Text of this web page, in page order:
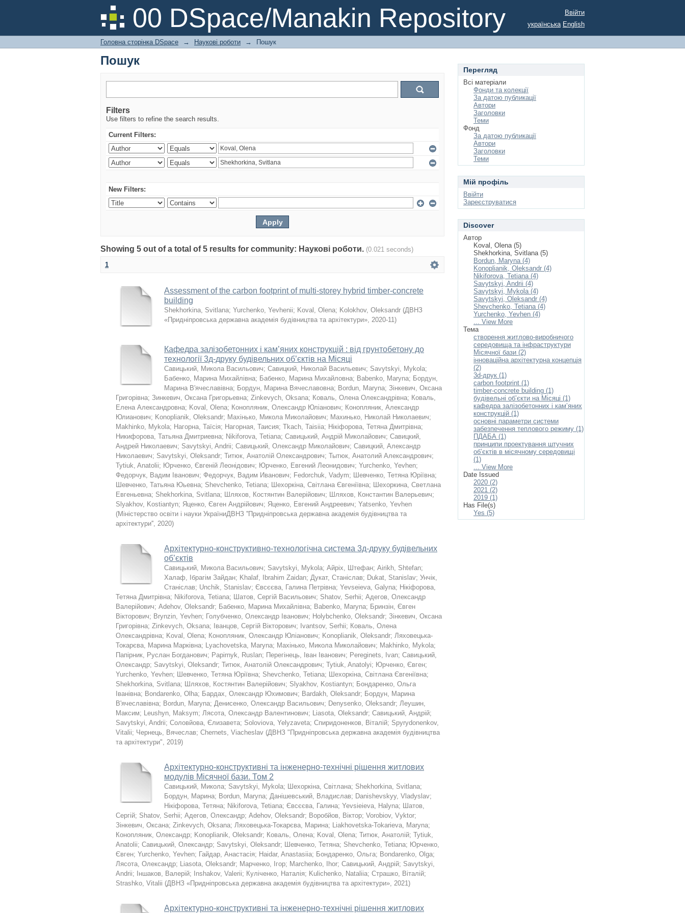
00 DSpace/Manakin Repository
Пошук
Ввійти
українська English
Головна сторінка DSpace → Наукові роботи → Пошук
Пошук
Filters
Use filters to refine the search results.
Current Filters:
New Filters:
Showing 5 out of a total of 5 results for community: Наукові роботи. (0.021 seconds)
1
Assessment of the carbon footprint of multi-storey hybrid timber-concrete
building
Shekhorkina, Svitlana; Yurchenko, Yevhenii; Koval, Olena; Kolokhov, Oleksandr (ДВНЗ
«Придніпровська державна академія будівництва та архітектури», 2020-11)
Кафедра залізобетонних і кам’яних конструкцій : від грунтобетону до
технології 3д-друку будівельних об’єктів на Місяці
Савицький, Микола Васильович; Савицкий, Николай Васильевич; Savytskyi, Mykola;
Бабенко, Марина Михайлівна; Бабенко, Марина Михайловна; Babenko, Maryna; Бордун,
Марина В'ячеславівна; Бордун, Марина Вячеславовна; Bordun, Maryna; Зінкевич, Оксана
Григорівна; Зинкевич, Оксана Григорьевна; Zinkevych, Oksana; Коваль, Олена Олександрівна; Коваль,
Елена Александровна; Koval, Olena; Конопляник, Олександр Юліанович; Конопляник, Александр
Юлианович; Konoplianik, Oleksandr; Махінько, Микола Миколайович; Махинько, Николай Николаевич;
Makhinko, Mykola; Нагорна, Таїсія; Нагорная, Таисия; Tkach, Taisiia; Нікіфорова, Тетяна Дмитрівна;
Никифорова, Татьяна Дмитриевна; Nikiforova, Tetiana; Савицький, Андрій Миколайович; Савицкий,
Андрей Николаевич; Savytskyi, Andrii; Савицький, Олександр Миколайович; Савицкий, Александр
Николаевич; Savytskyi, Oleksandr; Титюк, Анатолій Олександрович; Тытюк, Анатолий Александрович;
Tytiuk, Anatolii; Юрченко, Євгеній Леонідович; Юрченко, Евгений Леонидович; Yurchenko, Yevhen;
Федорчук, Вадим Іванович; Федорчук, Вадим Иванович; Fedorchuk, Vadym; Шевченко, Тетяна Юріївна;
Шевченко, Татьяна Юьевна; Shevchenko, Tetiana; Шехоркіна, Світлана Євгеніївна; Шехоркина, Светлана
Евгеньевна; Shekhorkina, Svitlana; Шляхов, Костянтин Валерійович; Шляхов, Константин Валерьевич;
Slyakhov, Kostiantyn; Яценко, Євген Андрійович; Яценко, Евгений Андреевич; Yatsenko, Yevhen
(Міністерство освіти і науки УкраїниДВНЗ ''Придніпровська державна академія будівництва та
архітектури'', 2020)
Архітектурно-конструктивно-технологічна система 3д-друку будівельних
об’єктів
Савицький, Микола Васильович; Savytskyi, Mykola; Айріх, Штефан; Airikh, Shtefan;
Халаф, Ібрагім Зайдан; Khalaf, Ibrahim Zaidan; Дукат, Станіслав; Dukat, Stanislav; Унчік,
Станіслав; Unchik, Stanislav; Євсєєва, Галина Петрівна; Yevseieva, Galyna; Нікіфорова,
Тетяна Дмитрівна; Nikiforova, Tetiana; Шатов, Сергій Васильович; Shatov, Serhii; Адегов, Олександр
Валерійович; Adehov, Oleksandr; Бабенко, Марина Михайлівна; Babenko, Maryna; Бринзін, Євген
Вікторович; Brynzin, Yevhen; Голубченко, Олександр Іванович; Holybchenko, Oleksandr; Зінкевич, Оксана
Григорівна; Zinkevych, Oksana; Іванцов, Сергій Вікторович; Ivantsov, Serhii; Коваль, Олена
Олександрівна; Koval, Olena; Конопляник, Олександр Юліанович; Konoplianik, Oleksandr; Ляховецька-
Токарєва, Марина Марківна; Lyachovetska, Maryna; Махінько, Микола Миколайович; Makhinko, Mykola;
Папірник, Руслан Богданович; Papirnyk, Ruslan; Перегінець, Іван Іванович; Pereginets, Ivan; Савицький,
Олександр; Savytskyi, Oleksandr; Титюк, Анатолій Олександрович; Tytiuk, Anatolyi; Юрченко, Євген;
Yurchenko, Yevhen; Шевченко, Тетяна Юріївна; Shevchenko, Tetiana; Шехоркіна, Світлана Євгеніївна;
Shekhorkina, Svitlana; Шляхов, Костянтин Валерійович; Slyakhov, Kostiantyn; Бондаренко, Ольга
Іванівна; Bondarenko, Olha; Бардах, Олександр Юхимович; Bardakh, Oleksandr; Бордун, Марина
В'ячеславівна; Bordun, Maryna; Денисенко, Олександр Васильович; Denysenko, Oleksandr; Леушин,
Максим; Leushyn, Maksym; Лясота, Олександр Валентинович; Liasota, Oleksandr; Савицький, Андрій;
Savytskyi, Andrii; Соловйова, Єлизавета; Soloviova, Yelyzaveta; Спиридоненков, Віталій; Spyrydonenkov,
Vitalii; Чернець, Вячеслав; Chernets, Viacheslav (ДВНЗ "Придніпровська державна академія будівництва
та архітектури", 2019)
Архітектурно-конструктивні та інженерно-технічні рішення житлових
модулів Місячної бази. Том 2
Савицький, Микола; Savytskyi, Mykola; Шехоркіна, Світлана; Shekhorkina, Svitlana;
Бордун, Марина; Bordun, Maryna; Данішевський, Владислав; Danishevskyy, Vladyslav;
Нікіфорова, Тетяна; Nikiforova, Tetiana; Євсєєва, Галина; Yevsieieva, Halyna; Шатов,
Сергій; Shatov, Serhii; Адегов, Олександр; Adehov, Oleksandr; Воробйов, Віктор; Vorobiov, Vyktor;
Зінкевич, Оксана; Zinkevych, Oksana; Ляховецька-Токарєва, Марина; Liakhovetska-Tokarieva, Maryna;
Конопляник, Олександр; Konoplianik, Oleksandr; Коваль, Олена; Koval, Olena; Титюк, Анатолій; Tytiuk,
Anatolii; Савицький, Олександр; Savytskyi, Oleksandr; Шевченко, Тетяна; Shevchenko, Tetiana; Юрченко,
Євген; Yurchenko, Yevhen; Гайдар, Анастасія; Haidar, Anastasiia; Бондаренко, Ольга; Bondarenko, Olga;
Лясота, Олександр; Liasota, Oleksandr; Марченко, Ігор; Marchenko, Ihor; Савицький, Андрій; Savytskyi,
Andrii; Іншаков, Валерій; Inshakov, Valerii; Куліченко, Наталія; Kulichenko, Nataliia; Страшко, Віталій;
Strashko, Vitalii (ДВНЗ «Придніпровська державна академія будівництва та архітектури», 2021)
Архітектурно-конструктивні та інженерно-технічні рішення житлових
Перегляд
Всі матеріали
Фонди та колекції
За датою публикації
Автори
Заголовки
Теми
Фонд
За датою публикації
Автори
Заголовки
Теми
Мій профіль
Ввійти
Зареєструватися
Discover
Автор
Koval, Olena (5)
Shekhorkina, Svitlana (5)
Bordun, Maryna (4)
Konoplianik, Oleksandr (4)
Nikiforova, Tetiana (4)
Savytskyi, Andrii (4)
Savytskyi, Mykola (4)
Savytskyi, Oleksandr (4)
Shevchenko, Tetiana (4)
Yurchenko, Yevhen (4)
... View More
Тема
створення житлово-виробничого
середовища та інфраструктури
Місячної бази (2)
інноваційна архітектурна концепція
(2)
3d-друк (1)
carbon footprint (1)
timber-concrete building (1)
будівельні об’єкти на Місяці (1)
кафедра залізобетонних і кам’яних
конструкцій (1)
основні параметри системи
забезпечення теплового режиму (1)
ПДАБА (1)
принципи проектування штучних
об’єктів в місячному середовищі
(1)
... View More
Date Issued
2020 (2)
2021 (2)
2019 (1)
Has File(s)
Yes (5)